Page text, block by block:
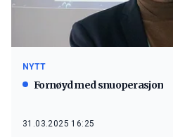
NYTT
Fornøyd med snuoperasjon
31.03.2025 16:25